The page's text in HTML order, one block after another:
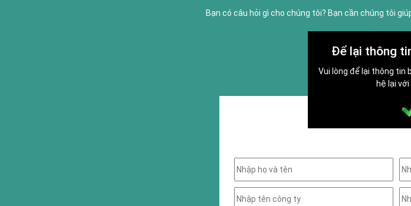
Bạn có câu hỏi gì cho chúng tôi? Bạn cần chúng tôi
Để lại thông
Vui lòng để lại thông tin
hệ lại với